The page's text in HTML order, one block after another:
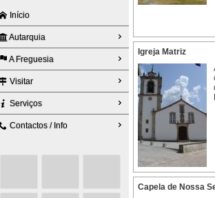
Início
Autarquia
A Freguesia
Visitar
Serviços
Contactos / Info
Igreja Matriz
Capela de Nossa